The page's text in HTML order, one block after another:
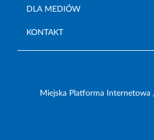
DLA MEDIÓW
KONTAKT
Miejska Platforma Internetowa